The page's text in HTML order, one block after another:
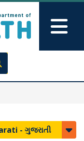
search
- ગુજરાતી